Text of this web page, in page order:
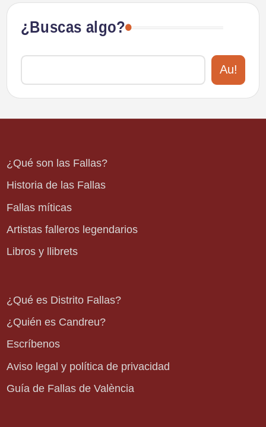
¿Buscas algo?
Au!
¿Qué son las Fallas?
Historia de las Fallas
Fallas míticas
Artistas falleros legendarios
Libros y llibrets
¿Qué es Distrito Fallas?
¿Quién es Candreu?
Escríbenos
Aviso legal y política de privacidad
Guía de Fallas de València